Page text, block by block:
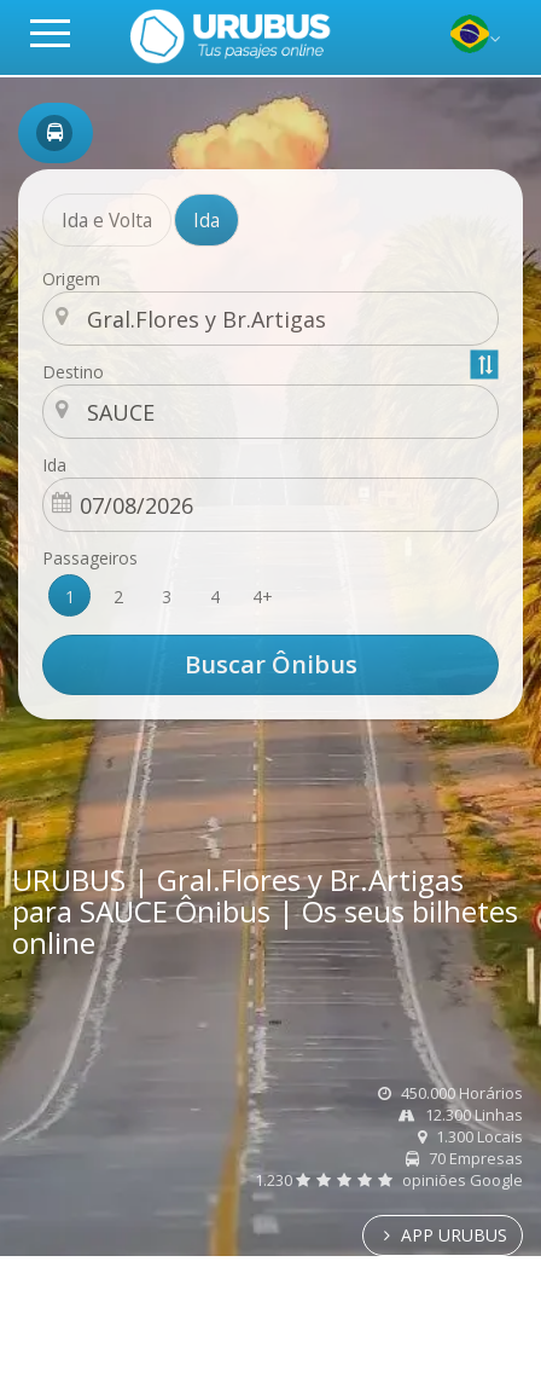
Ida e Volta Ida
Origem
Destino
Ida
Passageiros
1
2 3 4 4+
URUBUS | Gral.Flores y Br.Artigas
para SAUCE Ônibus | Os seus bilhetes
online
450.000 Horários
12.300 Linhas
1.300 Locais
70 Empresas
1.230
opiniões Google
APP URUBUS